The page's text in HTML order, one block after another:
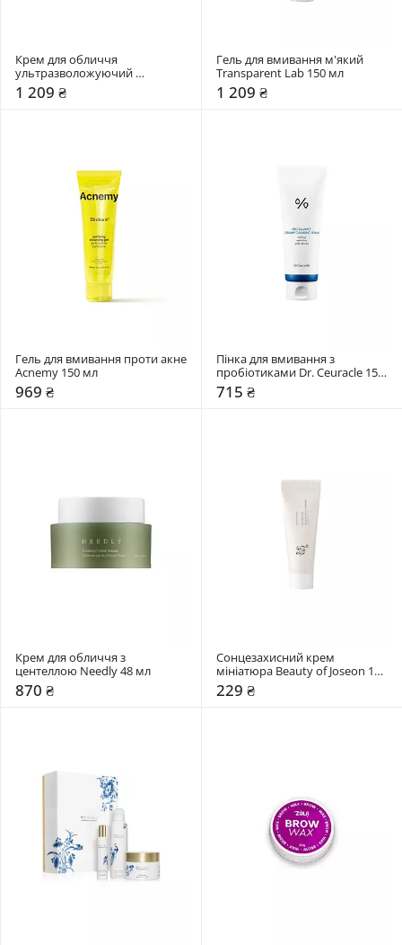
Крем для обличчя
ультразволожуючий
Transparent Lab 50 мл
1 209 ₴
Гель для вмивання м'який
Transparent Lab 150 мл
1 209 ₴
Гель для вмивання проти акне
Acnemy 150 мл
969 ₴
Пінка для вмивання з
пробіотиками Dr. Ceuracle 150
мл
715 ₴
Крем для обличчя з
центеллою Needly 48 мл
870 ₴
Сонцезахисний крем
мініатюра Beauty of Joseon 10
мл
229 ₴